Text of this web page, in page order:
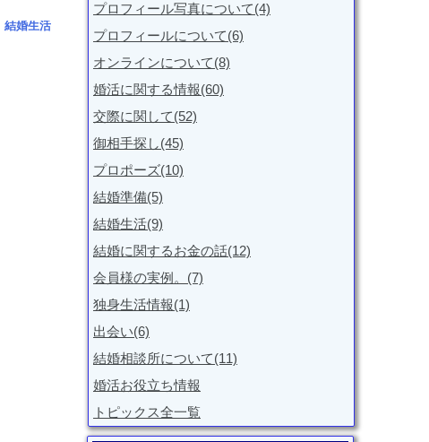
結婚生活
プロフィール写真について(4)
プロフィールについて(6)
オンラインについて(8)
婚活に関する情報(60)
交際に関して(52)
御相手探し(45)
プロポーズ(10)
結婚準備(5)
結婚生活(9)
結婚に関するお金の話(12)
会員様の実例。(7)
独身生活情報(1)
出会い(6)
結婚相談所について(11)
婚活お役立ち情報
トピックス全一覧